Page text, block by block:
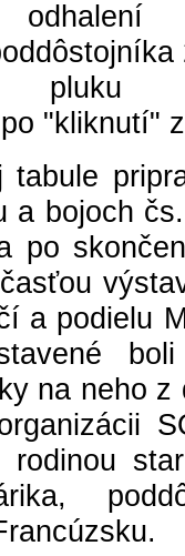
odhalení
pluku
"kliknutí"
tabule
a bojoch
po
a podielu
na neho z